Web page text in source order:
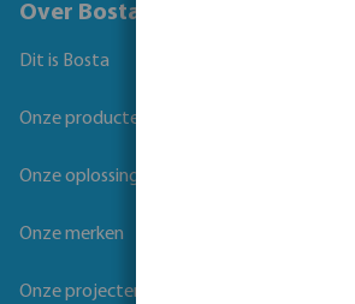
Over Bosta
Dit is Bosta
Onze producten
Onze oplossingen
Onze merken
Onze projecten